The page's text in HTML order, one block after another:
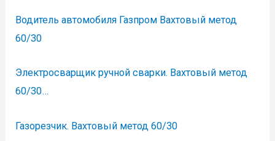
Водитель автомобиля Газпром Вахтовый метод
60/30
Электросварщик ручной сварки. Вахтовый метод
60/30…
Газорезчик. Вахтовый метод 60/30